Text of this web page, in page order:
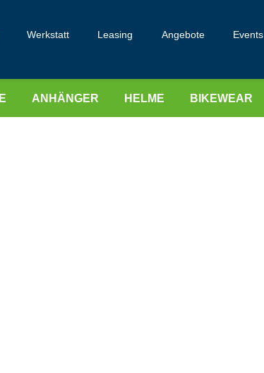
Werkstatt Leasing Angebote Events
ANHÄNGER HELME BIKEWEAR